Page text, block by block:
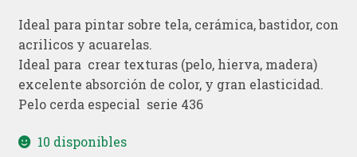
Ideal para pintar sobre tela, cerámica, bastidor, con
acrilicos y acuarelas.
Ideal para crear texturas (pelo, hierva, madera)
excelente absorción de color, y gran elasticidad.
Pelo cerda especial serie 436
10 disponibles